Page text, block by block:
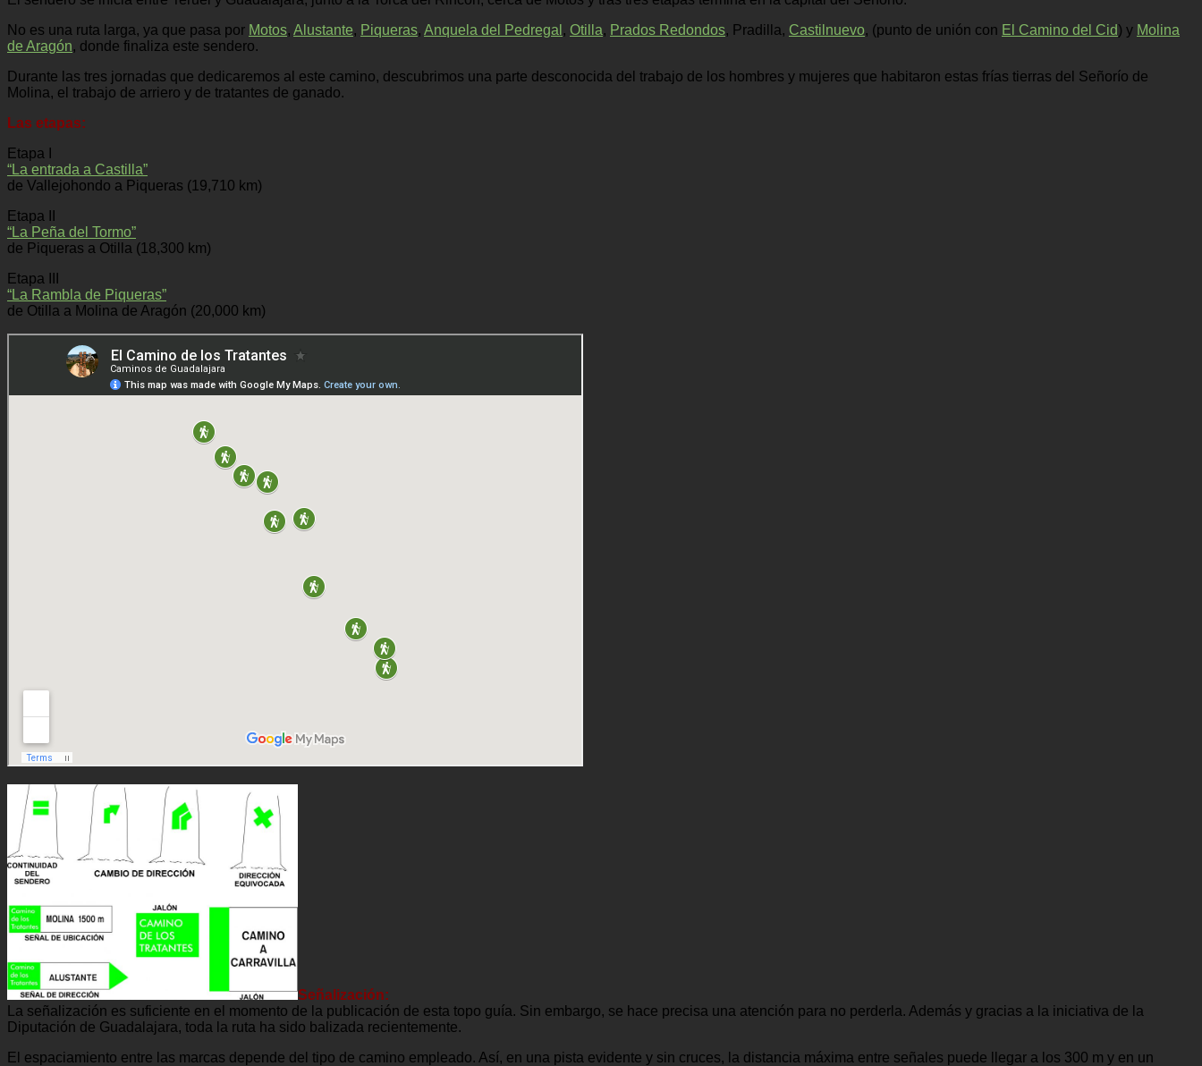
No es una ruta larga, ya que pasa por Motos, Alustante, Piqueras, Anquela del Pedregal , Otilla, Prados Redondos, Pradilla, Castilnuevo, (punto de unión con El Camino del Cid) y Molina
de Aragón, donde finaliza este sendero.
Durante las tres jornadas que dedicaremos al este camino, descubrimos una parte desconocida del trabajo de los hombres y mujeres que habitaron estas frías tierras del Señorío de
Molina, el trabajo de arriero y de tratantes de ganado.
Las etapas:
Etapa I
“La entrada a Castilla”
de Vallejohondo a Piqueras (19,710 km)
Etapa II
“La Peña del Tormo”
de Piqueras a Otilla (18,300 km)
Etapa III
“La Rambla de Piqueras”
de Otilla a Molina de Aragón (20,000 km)
Señalización:
La señalización es suficiente en el momento de la publicación de esta topo guía. Sin embargo, se hace precisa una atención para no perderla. Además y gracias a la iniciativa de la
Diputación de Guadalajara, toda la ruta ha sido balizada recientemente.
El espaciamiento entre las marcas depende del tipo de camino empleado. Así, en una pista evidente y sin cruces, la distancia máxima entre señales puede llegar a los 300 m y en un